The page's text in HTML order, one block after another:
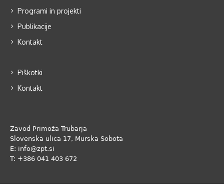
Programi in projekti
Publikacije
Kontakt
Piškotki
Kontakt
Zavod Primoža Trubarja
Slovenska ulica 17, Murska Sobota
E: info@zpt.si
T: +386 041 403 672